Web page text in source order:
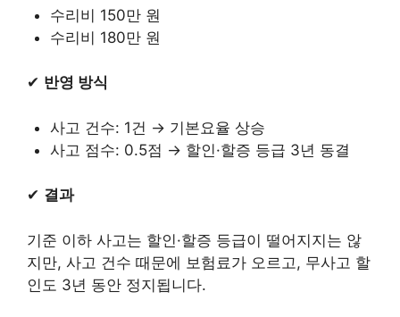
수리비 150만 원
수리비 180만 원
✔ 반영 방식
사고 건수: 1건 → 기본요율 상승
사고 점수: 0.5점 → 할인·할증 등급 3년 동결
✔ 결과
기준 이하 사고는 할인·할증 등급이 떨어지지는 않
지만, 사고 건수 때문에 보험료가 오르고, 무사고 할
인도 3년 동안 정지됩니다.